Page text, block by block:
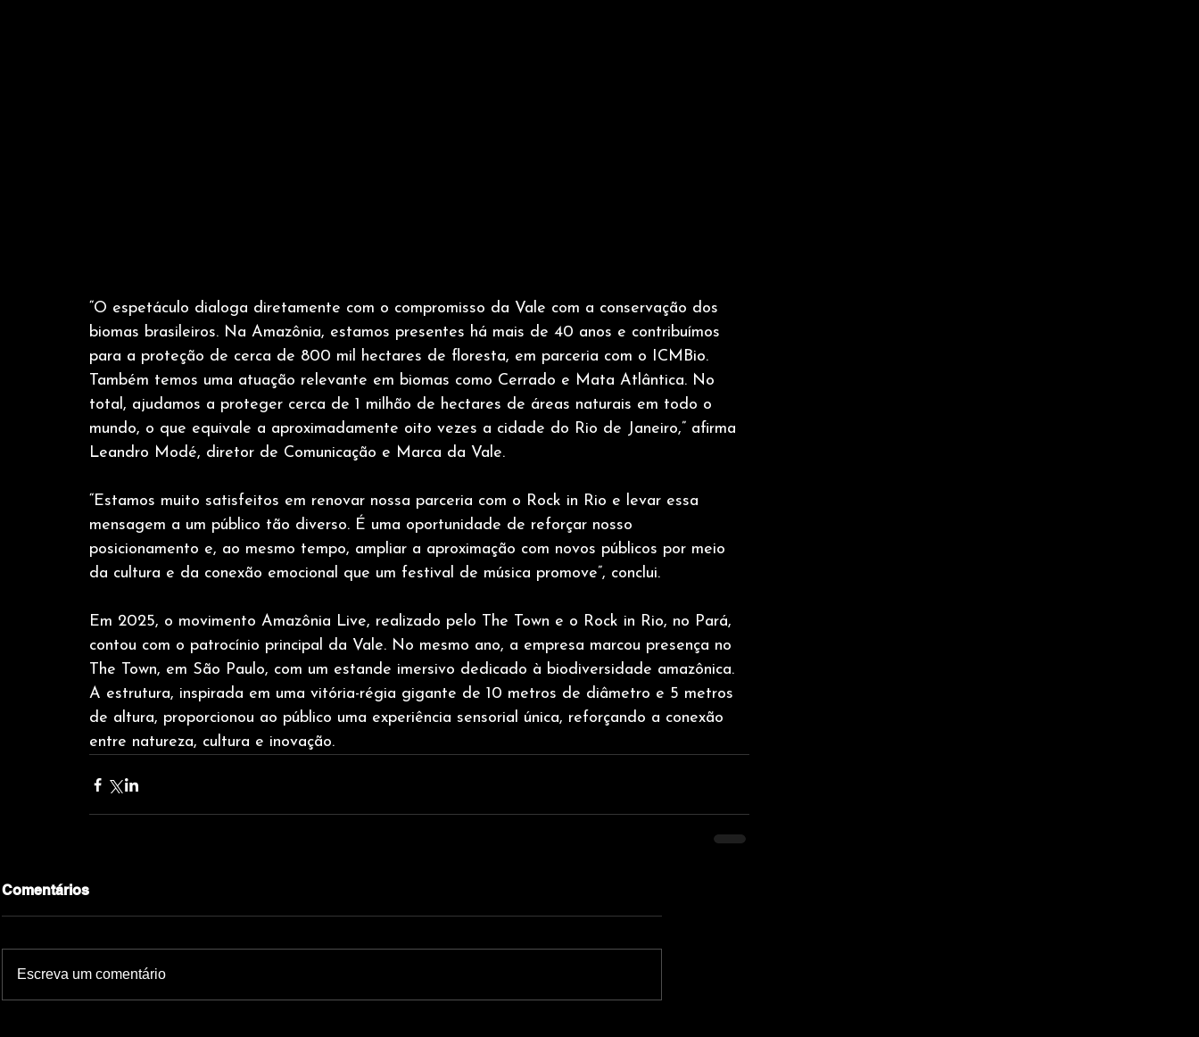
“O espetáculo dialoga diretamente com o compromisso da Vale com a conservação dos
biomas brasileiros. Na Amazônia, estamos presentes há mais de 40 anos e contribuímos
para a proteção de cerca de 800 mil hectares de floresta, em parceria com o ICMBio.
Também temos uma atuação relevante em biomas como Cerrado e Mata Atlântica. No
total, ajudamos a proteger cerca de 1 milhão de hectares de áreas naturais em todo o
mundo, o que equivale a aproximadamente oito vezes a cidade do Rio de Janeiro,” afirma
Leandro Modé, diretor de Comunicação e Marca da Vale.
“Estamos muito satisfeitos em renovar nossa parceria com o Rock in Rio e levar essa
mensagem a um público tão diverso. É uma oportunidade de reforçar nosso
posicionamento e, ao mesmo tempo, ampliar a aproximação com novos públicos por meio
da cultura e da conexão emocional que um festival de música promove”, conclui.
Em 2025, o movimento Amazônia Live, realizado pelo The Town e o Rock in Rio, no Pará,
contou com o patrocínio principal da Vale. No mesmo ano, a empresa marcou presença no
The Town, em São Paulo, com um estande imersivo dedicado à biodiversidade amazônica.
A estrutura, inspirada em uma vitória-régia gigante de 10 metros de diâmetro e 5 metros
de altura, proporcionou ao público uma experiência sensorial única, reforçando a conexão
entre natureza, cultura e inovação.
Comentários
Escreva um comentário